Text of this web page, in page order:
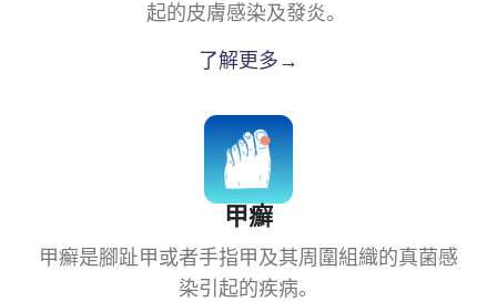
起的皮膚感染及發炎。
了解更多→
甲癬
甲癬是腳趾甲或者手指甲及其周圍組織的真菌感
染引起的疾病。